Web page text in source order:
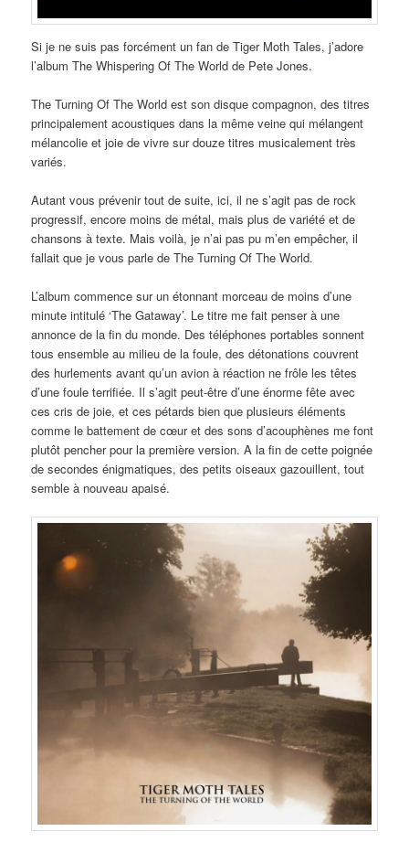
Si je ne suis pas forcément un fan de Tiger Moth Tales, j’adore
l’album The Whispering Of The World de Pete Jones.
The Turning Of The World est son disque compagnon, des titres
principalement acoustiques dans la même veine qui mélangent
mélancolie et joie de vivre sur douze titres musicalement très
variés.
Autant vous prévenir tout de suite, ici, il ne s’agit pas de rock
progressif, encore moins de métal, mais plus de variété et de
chansons à texte. Mais voilà, je n’ai pas pu m’en empêcher, il
fallait que je vous parle de The Turning Of The World.
L’album commence sur un étonnant morceau de moins d’une
minute intitulé ‘The Gataway’. Le titre me fait penser à une
annonce de la fin du monde. Des téléphones portables sonnent
tous ensemble au milieu de la foule, des détonations couvrent
des hurlements avant qu’un avion à réaction ne frôle les têtes
d’une foule terrifiée. Il s’agit peut-être d’une énorme fête avec
ces cris de joie, et ces pétards bien que plusieurs éléments
comme le battement de cœur et des sons d’acouphènes me font
plutôt pencher pour la première version. A la fin de cette poignée
de secondes énigmatiques, des petits oiseaux gazouillent, tout
semble à nouveau apaisé.